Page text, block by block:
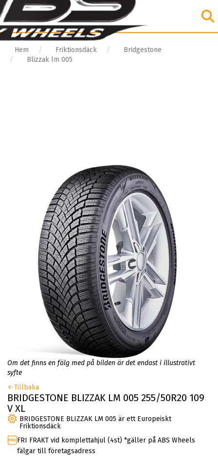
Hem Friktionsdäck
Bridgestone
Blizzak lm 005
Om det finns en fälg med på bilden är det endast i illustrativt
syfte
Tillbaka
BRIDGESTONE BLIZZAK LM 005 255/50R20 109
V XL
BRIDGESTONE BLIZZAK LM 005 är ett Europeiskt
Friktionsdäck
FRI FRAKT vid komplettahjul (4st) *gäller på ABS Wheels
fälgar till företagsadress